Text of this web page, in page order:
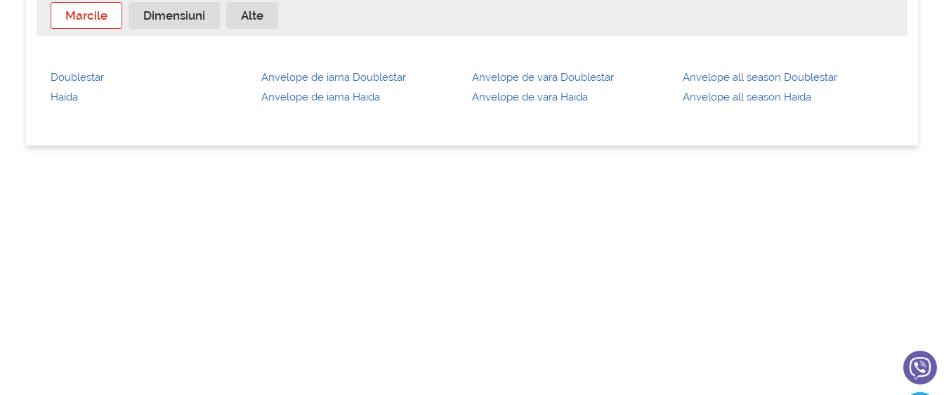
Marcile Dimensiuni Alte
Doublestar Anvelope de iarna Doublestar Anvelope de vara Doublestar
Anvelope all season Doublestar
Haida
Anvelope de iarna Haida Anvelope de vara Haida Anvelope all season Haida